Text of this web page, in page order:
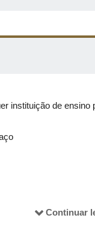
instituição de
Continuar